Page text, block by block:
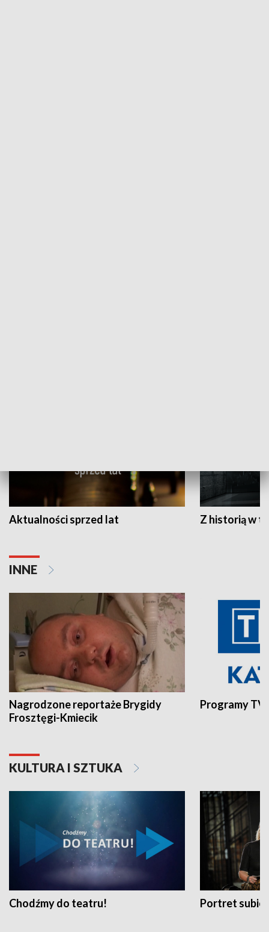
Aktualności sprzed lat Z historią w
INNE
Nagrodzone reportaże Brygidy
Frosztęgi-Kmiecik
Programy
KULTURA I SZTUKA
Chodźmy do teatru! Portret